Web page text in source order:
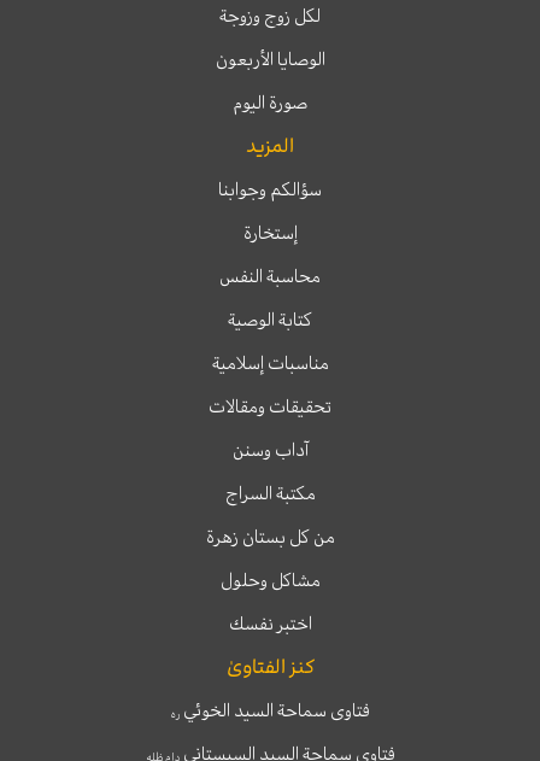
لكل زوج وزوجة
الوصايا الأربعون
صورة اليوم
المزيد
سؤالكم وجوابنا
إستخارة
محاسبة النفس
كتابة الوصية
مناسبات إسلامية
تحقيقات ومقالات
آداب وسنن
مكتبة السراج
من كل بستان زهرة
مشاكل وحلول
اختبر نفسك
كنز الفتاوىٰ
فتاوى سماحة السيد الخوئيره
فتاوى سماحة السيد السيستانيدام ظله